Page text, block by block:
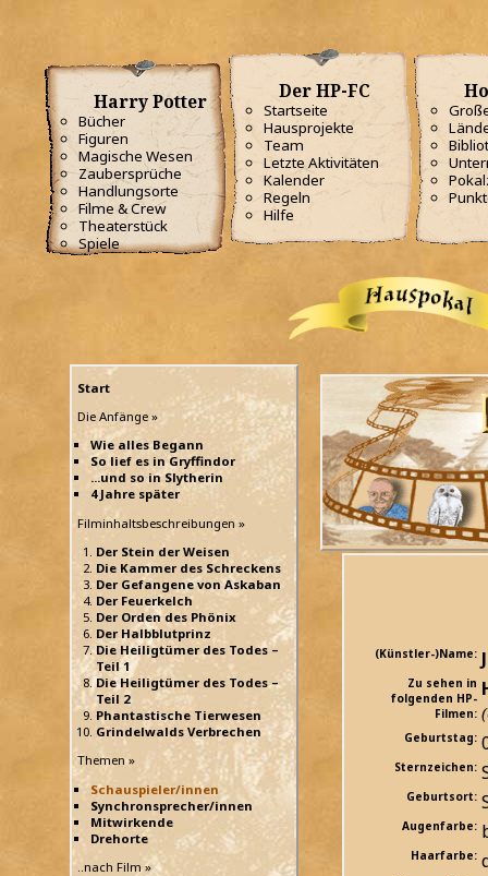
Harry Potter
Bücher
Figuren
Magische Wesen
Zaubersprüche
Handlungsorte
Filme & Crew
Theaterstück
Spiele
Der HP-FC
Startseite
Hausprojekte
Team
Letzte Aktivitäten
Kalender
Regeln
Hilfe
Start
Die Anfänge »
Wie alles Begann
So lief es in Gryffindor
...und so in Slytherin
4 Jahre später
Filminhaltsbeschreibungen »
Der Stein der Weisen
Die Kammer des Schreckens
Der Gefangene von Askaban
Der Feuerkelch
Der Orden des Phönix
Der Halbblutprinz
Die Heiligtümer des Todes –
Teil 1
Die Heiligtümer des Todes –
Teil 2
Phantastische Tierwesen
Grindelwalds Verbrechen
Themen »
Schauspieler/innen
Synchronsprecher/innen
Mitwirkende
Drehorte
..nach Film »
(Künstler-)Name:
Zu sehen in
folgenden HP-
Filmen:
Geburtstag:
Sternzeichen:
Geburtsort:
Augenfarbe:
Haarfarbe: